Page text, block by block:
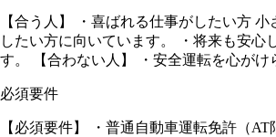
【合う人】 ・喜ばれる仕事がしたい方
したい方に向いています。 ・将来も安
す。 【合わない人】 ・安全運転を心が
必須要件
【必須要件】 ・普通自動車運転免許（